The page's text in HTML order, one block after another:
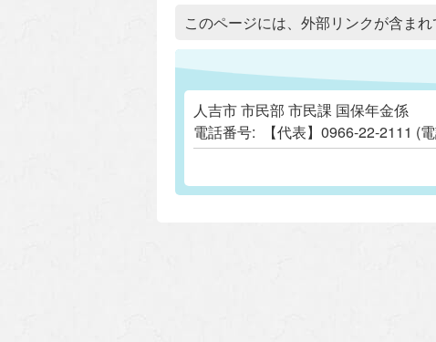
追加情報：外部リンク
このページには、外部リンクが含まれ
人吉市 市民部 市民課 国保年金係
電話番号:
【代表】0966-22-2111 (